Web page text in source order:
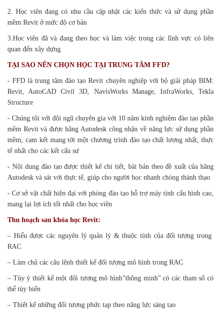
2. Học viên đang có nhu cầu cập nhật các kiến thức và sử dụng phần
mềm Revit ở mức độ cơ bản
3.Học viên đã và đang theo học và làm việc trong các lĩnh vực có liên
quan đến xây dựng
TẠI SAO NÊN CHỌN HỌC TẠI TRUNG TÂM FFD?
- FFD là trung tâm đào tạo Revit chuyên nghiệp với bộ giải pháp BIM:
Revit, AutoCAD Civil 3D, NavisWorks Manage, InfraWorks, Tekla
Structure
- Chúng tôi với đội ngũ chuyên gia với 10 năm kinh nghiệm đào tạo phần
mềm Revit và được hãng Autodesk công nhận về năng lực sử dụng phần
mềm, cam kết mang tới một chương trình đào tạo chất lượng nhất, thực
tế nhất cho các kết cấu sư
- Nội dung đào tạo được thiết kế chi tiết, bài bản theo đề xuất của hãng
Autodesk và sát với thực tế, giúp cho người học nhanh chóng thành thạo
- Cơ sở vật chất hiện đại với phòng đào tạo hỗ trợ máy tính cấu hình cao,
mang lại lợi ích tốt nhất cho học viên
Thu hoạch sau khóa học Revit:
– Hiểu được các nguyên lý quản lý & thuộc tính của đối tượng trong
RAC
– Làm chủ các câu lệnh thiết kế đối tượng mô hình trong RAC
– Tùy ý thiết kế một đối tượng mô hình”thông minh” có các tham số có
thể tùy biến
– Thiết kế những đối tượng phức tạp theo năng lực sáng tạo